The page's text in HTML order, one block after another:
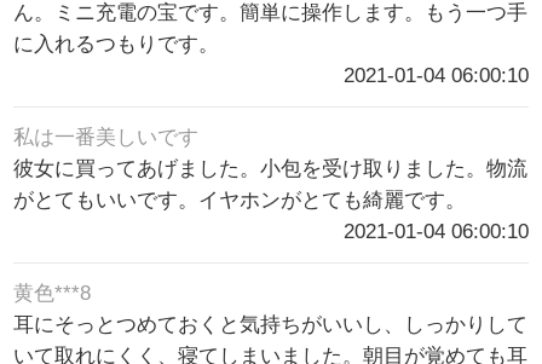
ん。ミニ充電の宝です。簡単に操作します。もう一つ手
に入れるつもりです。
2021-01-04 06:00:10
私は一番美しいです
彼女に買ってあげました。小包を受け取りました。物流
がとてもいいです。イヤホンがとても綺麗です。
2021-01-04 06:00:10
黄色***8
耳にそっとつめておくと気持ちがいいし、しっかりして
いて取れにくく、寝てしまいました。朝目が覚めても耳